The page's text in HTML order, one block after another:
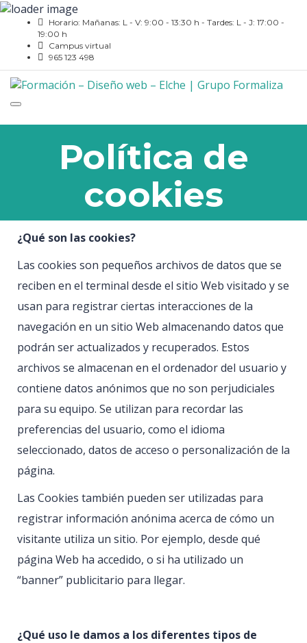
Horario: Mañanas: L - V: 9:00 - 13:30 h - Tardes: L - J: 17:00 -
19:00 h
Campus virtual
965 123 498
Toggle
navigation
Política de
cookies
¿Qué son las cookies?
Las cookies son pequeños archivos de datos que se
reciben en el terminal desde el sitio Web visitado y se
usan para registrar ciertas interacciones de la
navegación en un sitio Web almacenando datos que
podrán ser actualizados y recuperados. Estos
archivos se almacenan en el ordenador del usuario y
contiene datos anónimos que no son perjudiciales
para su equipo. Se utilizan para recordar las
preferencias del usuario, como el idioma
seleccionado, datos de acceso o personalización de la
página.
Las Cookies también pueden ser utilizadas para
registrar información anónima acerca de cómo un
visitante utiliza un sitio. Por ejemplo, desde qué
página Web ha accedido, o si ha utilizado un
“banner” publicitario para llegar.
¿Qué uso le damos a los diferentes tipos de